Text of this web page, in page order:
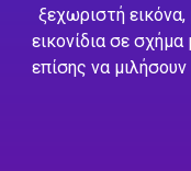
ξεχωριστή
εικονίδια σε
επίσης να